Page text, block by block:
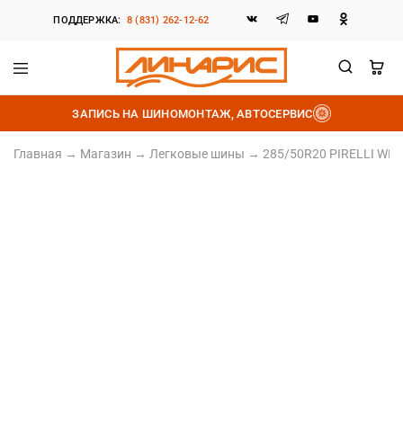
ПОДДЕРЖКА: 8 (831) 262-12-62
Линарис
Продажа
шин,
дисков
и
аккумуляторов
ЗАПИСЬ НА ШИНОМОНТАЖ, АВТОСЕРВИС
Главная → Магазин → Легковые шины → 285/50R20 PIRELLI